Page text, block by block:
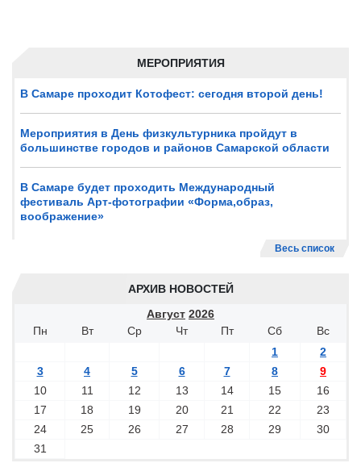
МЕРОПРИЯТИЯ
В Самаре проходит Котофест: сегодня второй день!
Мероприятия в День физкультурника пройдут в
большинстве городов и районов Самарской области
В Самаре будет проходить Международный
фестиваль Арт-фотографии «Форма,образ,
воображение»
Весь список
АРХИВ НОВОСТЕЙ
Август 2026
Пн
Вт Ср Чт Пт Сб
Вс
1
2
3
4 5 6 7 8
9
10
11 12 13 14 15
16
17
18 19 20 21 22
23
24
25 26 27 28 29
30
31